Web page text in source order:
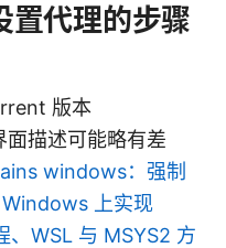
代理的步骤
版本
面描述可能略有差
windows：强制
上实现
WSL 与 MSYS2 方